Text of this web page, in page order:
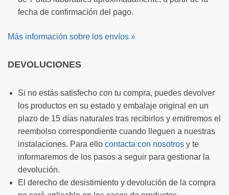
fecha de confirmación del pago.
Más información sobre los envíos »
DEVOLUCIONES
Si no estás satisfecho con tu compra, puedes devolver
los productos en su estado y embalaje original en un
plazo de 15 días naturales tras recibirlos y emitiremos el
reembolso correspondiente cuando lleguen a nuestras
instalaciones. Para ello contacta con nosotros y te
informaremos de los pasos a seguir para gestionar la
devolución.
El derecho de desistimiento y devolución de la compra